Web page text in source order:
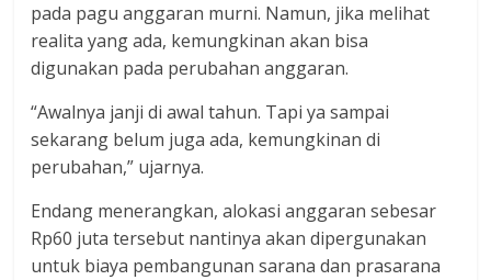
pada pagu anggaran murni. Namun, jika melihat
realita yang ada, kemungkinan akan bisa
digunakan pada perubahan anggaran.
“Awalnya janji di awal tahun. Tapi ya sampai
sekarang belum juga ada, kemungkinan di
perubahan,” ujarnya.
Endang menerangkan, alokasi anggaran sebesar
Rp60 juta tersebut nantinya akan dipergunakan
untuk biaya pembangunan sarana dan prasarana